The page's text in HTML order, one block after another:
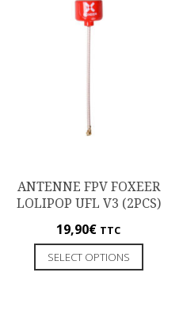
ANTENNE FPV FOXEER
LOLIPOP UFL V3 (2PCS)
19,90€ TTC
SELECT OPTIONS